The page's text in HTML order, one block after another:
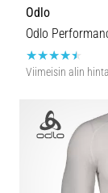
Odlo
Odlo
Viimeisin alin hinta